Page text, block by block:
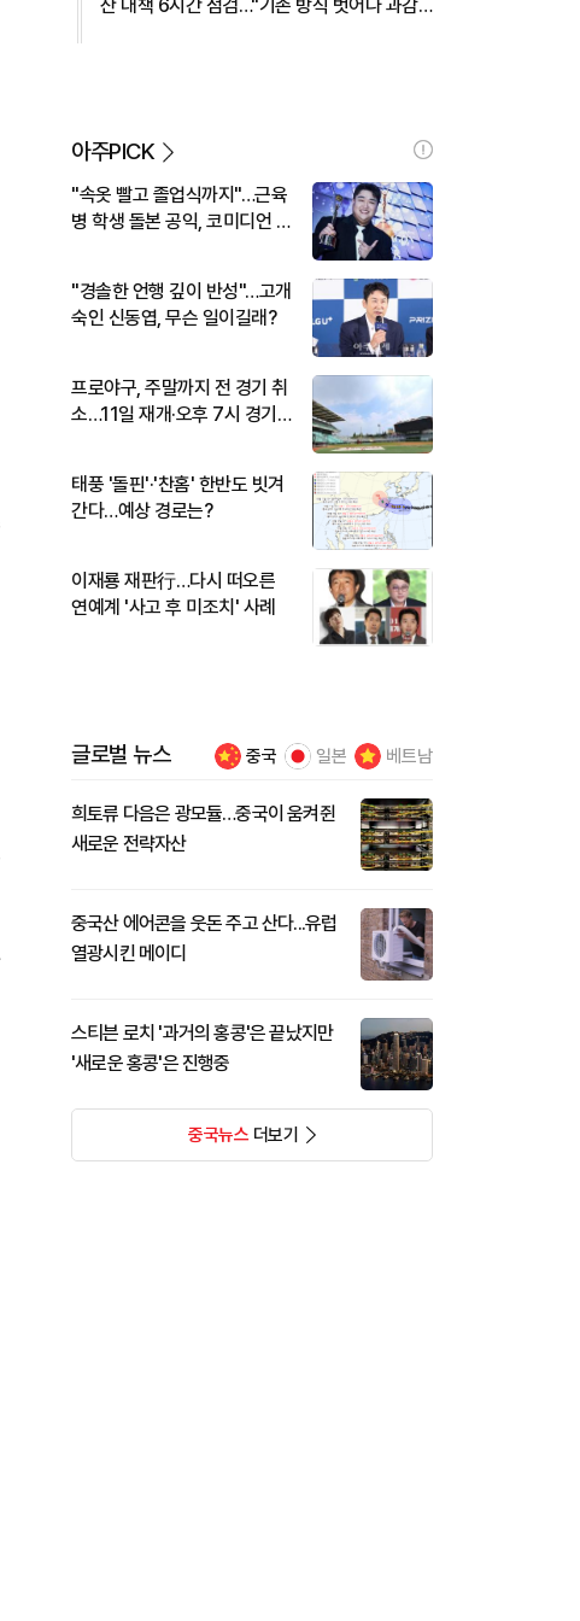
산 대책 6시간 점검…"기존 방식 벗어나 과감
아주PICK
"속옷 빨고 졸업식까지"…근육
병 학생 돌본 공익, 코미디언 김
"경솔한 언행 깊이 반성"…고개
숙인 신동엽, 무슨 일이길래?
프로야구, 주말까지 전 경기 취
소…11일 재개·오후 7시 경기
태풍 '돌핀'·'찬홈' 한반도 빗겨
간다…예상 경로는?
이재룡 재판行…다시 떠오른
연예계 '사고 후 미조치' 사례
글로벌 뉴스 중국 일본 베트남
희토류 다음은 광모듈…중국이 움켜쥔
새로운 전략자산
중국산 에어콘을 웃돈 주고 산다...유럽
열광시킨 메이디
스티븐 로치 '과거의 홍콩'은 끝났지만
'새로운 홍콩'은 진행중
중국뉴스더보기